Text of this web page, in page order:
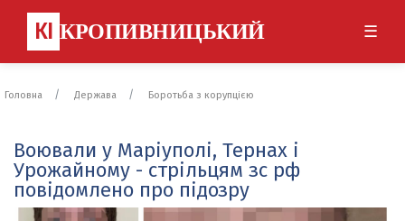
КІ КРОПИВНИЦЬКИЙ ☰
Головна Держава Боротьба з корупцією
Воювали у Маріуполі, Тернах і
Урожайному - стрільцям зс рф
повідомлено про підозру